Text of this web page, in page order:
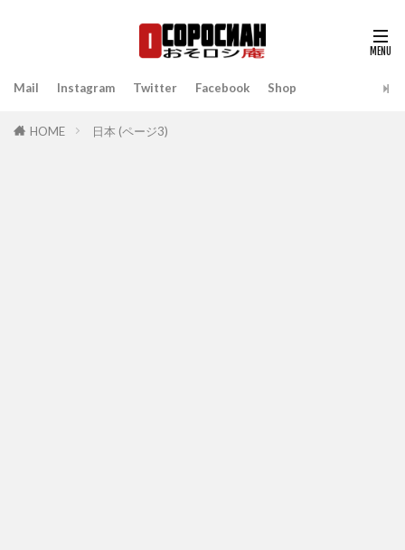
Mail Instagram Twitter Facebook Shop
HOME 日本 (ページ3)